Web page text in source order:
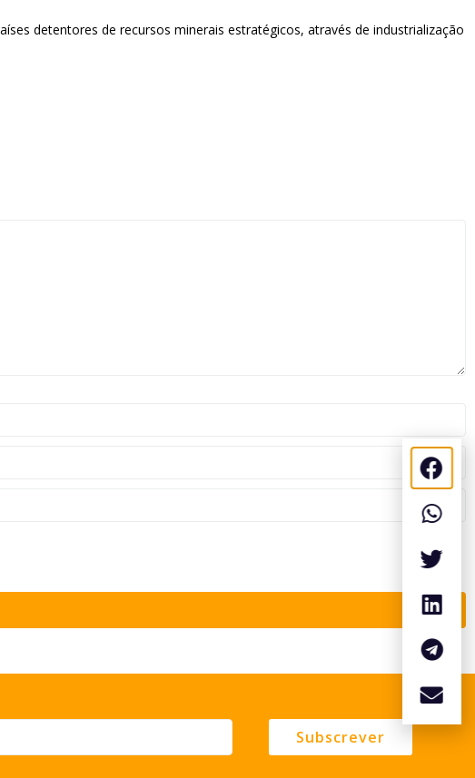
detentores de recursos minerais estratégicos, através de industrialização
Subscrever